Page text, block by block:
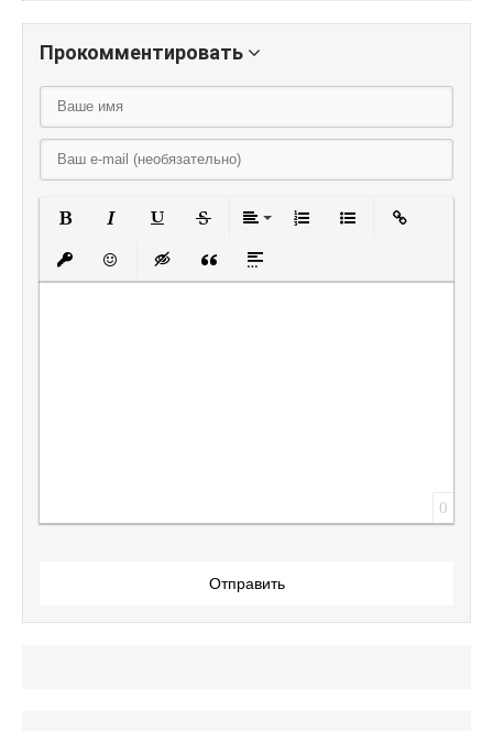
Прокомментировать
Вставить защищенную ссылку
Вставить смайлик
Вставка скрытого текста
Вставка цитаты
Вставка спойлера
0
Отправить